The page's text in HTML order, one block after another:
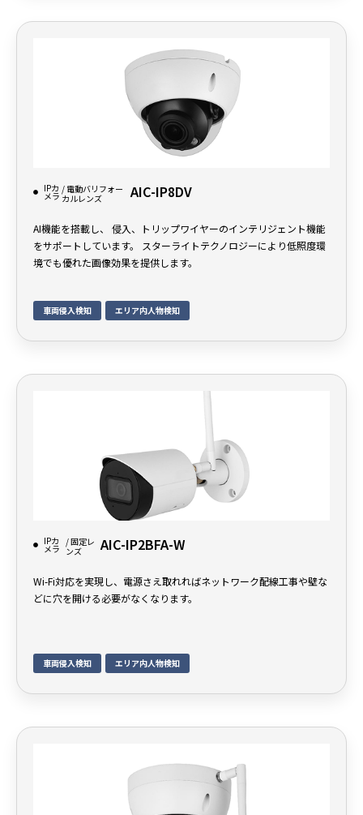
IPカ
メラ
/ 電動バリフォー
カルレンズ
AIC-IP8DV
AI機能を搭載し、 侵入、トリップワイヤーのインテリジェント機能
をサポートしています。 スターライトテクノロジーにより低照度環
境でも優れた画像効果を提供します。
車両侵入検知 エリア内人物検知
IPカ
メラ
/ 固定レ
ンズ
AIC-IP2BFA-W
Wi-Fi対応を実現し、電源さえ取れればネットワーク配線工事や壁な
どに穴を開ける必要がなくなります。
車両侵入検知 エリア内人物検知